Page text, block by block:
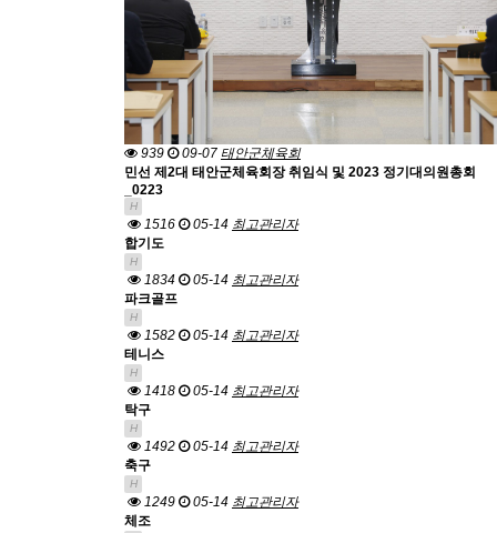
939 09-07 태안군체육회
민선 제2대 태안군체육회장 취임식 및 2023 정기대의원총회
_0223
H
1516 05-14 최고관리자
합기도
H
1834 05-14 최고관리자
파크골프
H
1582 05-14 최고관리자
테니스
H
1418 05-14 최고관리자
탁구
H
1492 05-14 최고관리자
축구
H
1249 05-14 최고관리자
체조